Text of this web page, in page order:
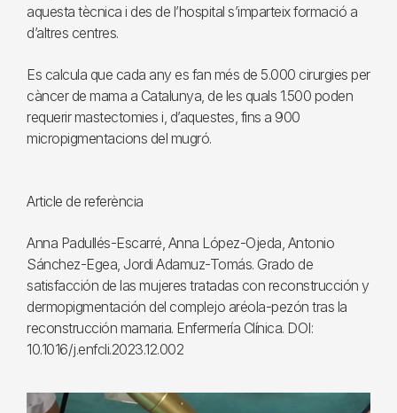
aquesta tècnica i des de l’hospital s’imparteix formació a
d’altres centres.
Es calcula que cada any es fan més de 5.000 cirurgies per
càncer de mama a Catalunya, de les quals 1.500 poden
requerir mastectomies i, d’aquestes, fins a 900
micropigmentacions del mugró.
Article de referència
Anna Padullés-Escarré, Anna López-Ojeda, Antonio
Sánchez-Egea, Jordi Adamuz-Tomás. Grado de
satisfacción de las mujeres tratadas con reconstrucción y
dermopigmentación del complejo aréola-pezón tras la
reconstrucción mamaria. Enfermería Clínica. DOI:
10.1016/j.enfcli.2023.12.002